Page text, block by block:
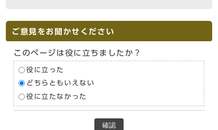
ご意見をお聞かせください
このページは役に立ちましたか？
役に立った
どちらともいえない
役に立たなかった
確認